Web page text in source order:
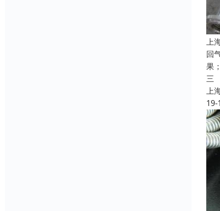
上
回
果
三
上
19-